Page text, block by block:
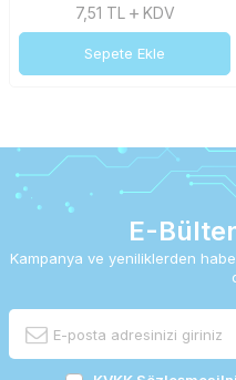
7,51 TL KDV
Sepete Ekle
E-
Kampanya ve yeniliklerden